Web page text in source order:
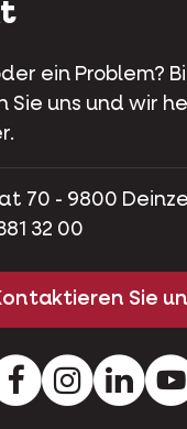
ein Problem?
Sie uns und wir
70 - 9800
32 00
Sie
FacebookInstagram